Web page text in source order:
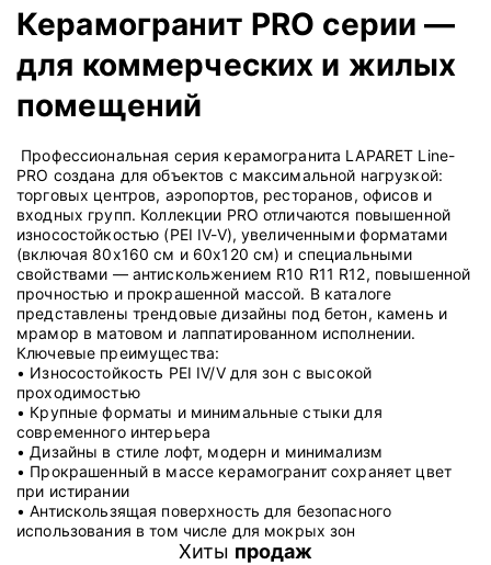
Керамогранит PRO серии —
для коммерческих и жилых
помещений
Профессиональная серия керамогранита LAPARET Line-
PRO создана для объектов с максимальной нагрузкой:
торговых центров, аэропортов, ресторанов, офисов и
входных групп. Коллекции PRO отличаются повышенной
износостойкостью (PEI IV-V), увеличенными форматами
(включая 80x160 см и 60x120 см) и специальными
свойствами — антискольжением R10 R11 R12, повышенной
прочностью и прокрашенной массой. В каталоге
представлены трендовые дизайны под бетон, камень и
мрамор в матовом и лаппатированном исполнении.
Ключевые преимущества:
• Износостойкость PEI IV/V для зон с высокой
проходимостью
• Крупные форматы и минимальные стыки для
современного интерьера
• Дизайны в стиле лофт, модерн и минимализм
• Прокрашенный в массе керамогранит сохраняет цвет
при истирании
• Антискользящая поверхность для безопасного
использования в том числе для мокрых зон
Хиты продаж